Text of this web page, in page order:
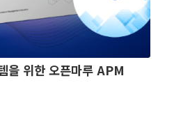
을 위한 오픈마루 APM